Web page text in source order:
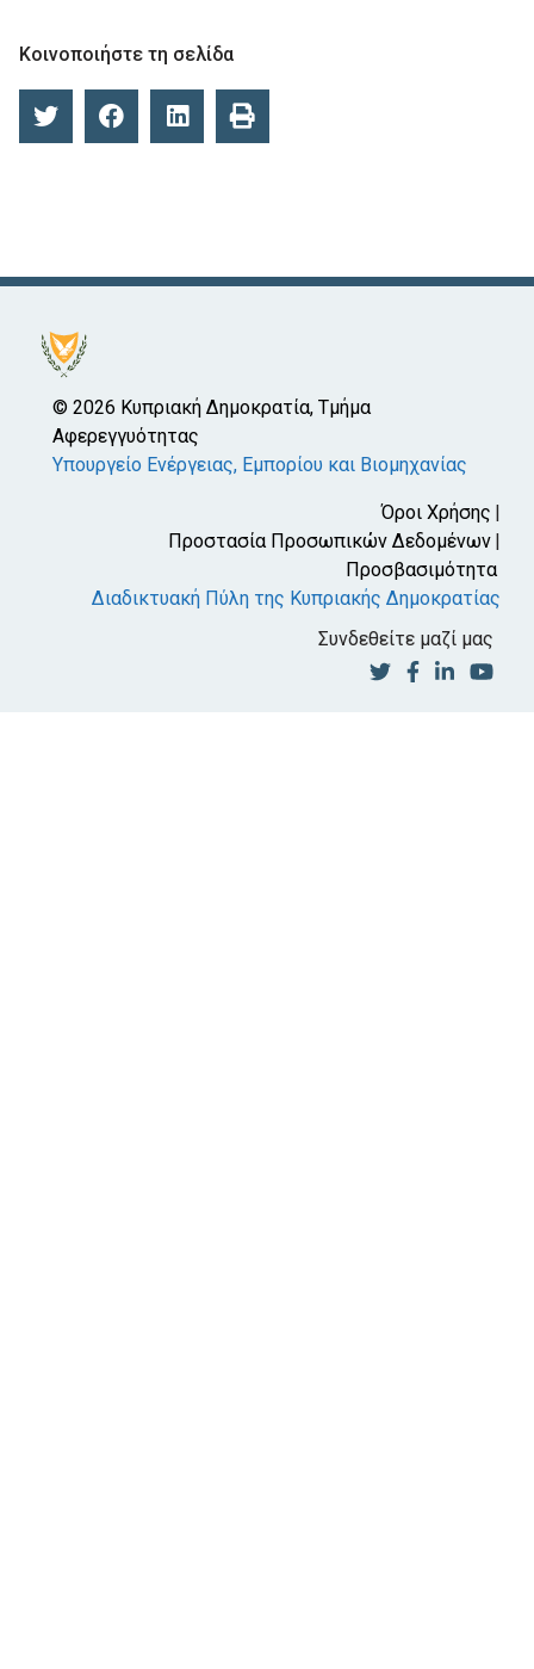
Κοινοποιήστε τη σελίδα
© 2026 Κυπριακή Δημοκρατία, Τμήμα
Αφερεγγυότητας
Υπουργείο Ενέργειας, Εμπορίου και Βιομηχανίας
Όροι Χρήσης
Προστασία Προσωπικών Δεδομένων
Προσβασιμότητα
Διαδικτυακή Πύλη της Κυπριακής Δημοκρατίας
Συνδεθείτε μαζί μας